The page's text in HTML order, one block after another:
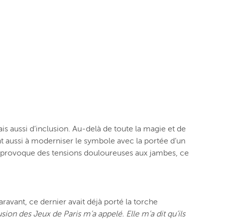
aussi d’inclusion. Au-delà de toute la magie et de
à moderniser le symbole avec la portée d’un
des tensions douloureuses aux jambes, ce
ce dernier avait déjà porté la torche
des Jeux de Paris m’a appelé. Elle m’a dit qu’ils